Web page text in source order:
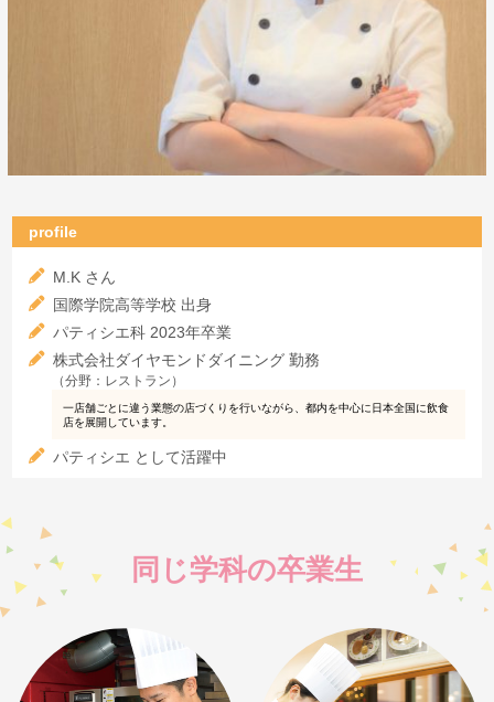
profile
M.K さん
国際学院高等学校 出身
パティシエ科 2023年卒業
株式会社ダイヤモンドダイニング 勤務
（分野：レストラン）
一店舗ごとに違う業態の店づくりを行いながら、都内を中心に日本全国に飲食
店を展開しています。
パティシエ として活躍中
同じ学科の卒業生